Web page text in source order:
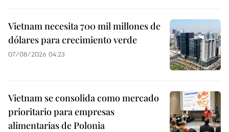
Vietnam necesita 700 mil millones de
dólares para crecimiento verde
07/08/2026 04:23
Vietnam se consolida como mercado
prioritario para empresas
alimentarias de Polonia